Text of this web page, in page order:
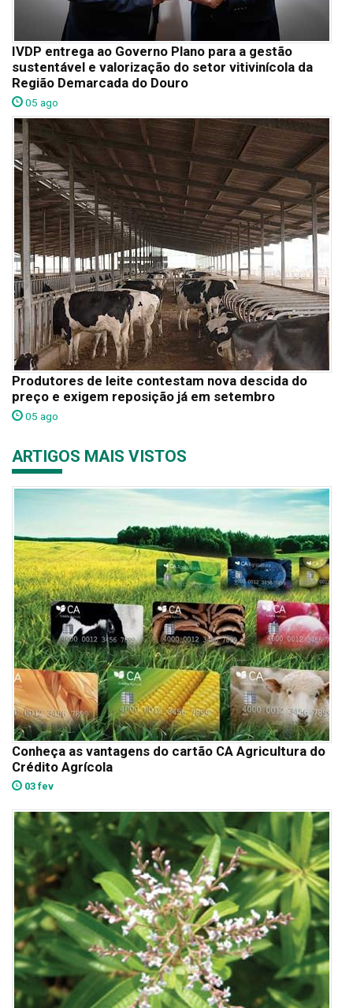
IVDP entrega ao Governo Plano para a gestão
sustentável e valorização do setor vitivinícola da
Região Demarcada do Douro
05 ago
Produtores de leite contestam nova descida do
preço e exigem reposição já em setembro
05 ago
ARTIGOS MAIS VISTOS
Conheça as vantagens do cartão CA Agricultura do
Crédito Agrícola
03 fev